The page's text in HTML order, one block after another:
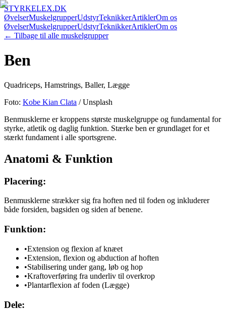
STYRKELEX.DK
ØvelserMuskelgrupperUdstyrTeknikkerArtiklerOm os
ØvelserMuskelgrupperUdstyrTeknikkerArtiklerOm os
← Tilbage til alle muskelgrupper
Ben
Quadriceps, Hamstrings, Baller, Lægge
Foto: Kobe Kian Clata / Unsplash
Benmusklerne er kroppens største muskelgruppe og fundamental for
styrke, atletik og daglig funktion. Stærke ben er grundlaget for et
stærkt fundament i alle sportsgrene.
Anatomi & Funktion
Placering:
Benmusklerne strækker sig fra hoften ned til foden og inkluderer
både forsiden, bagsiden og siden af benene.
Funktion:
•Extension og flexion af knæet
•Extension, flexion og abduction af hoften
•Stabilisering under gang, løb og hop
•Kraftoverføring fra underliv til overkrop
•Plantarflexion af foden (Lægge)
Dele: